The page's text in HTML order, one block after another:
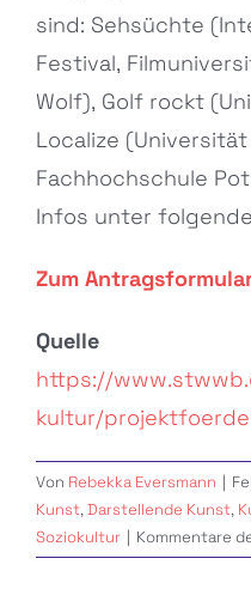
sind: Sehsüchte
Festival,
Wolf), Golf rockt
Localize
Fachhochschule
Infos unter
Zum
Quelle
https://
kultur/
Von Rebekka Eversmann |
Kunst,Darstellende Kunst,
Soziokultur | Kommentare